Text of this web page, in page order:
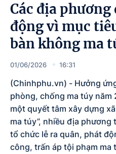
Các địa
động vì mục
bàn không ma
01/06/2026 16:31
(Chinhphu.vn) - Hưởng
phòng, chống ma túy năm
một quyết tâm xây dựng
ma túy”, nhiều địa
tổ chức lễ ra quân, phát
công, trấn áp tội phạm ma